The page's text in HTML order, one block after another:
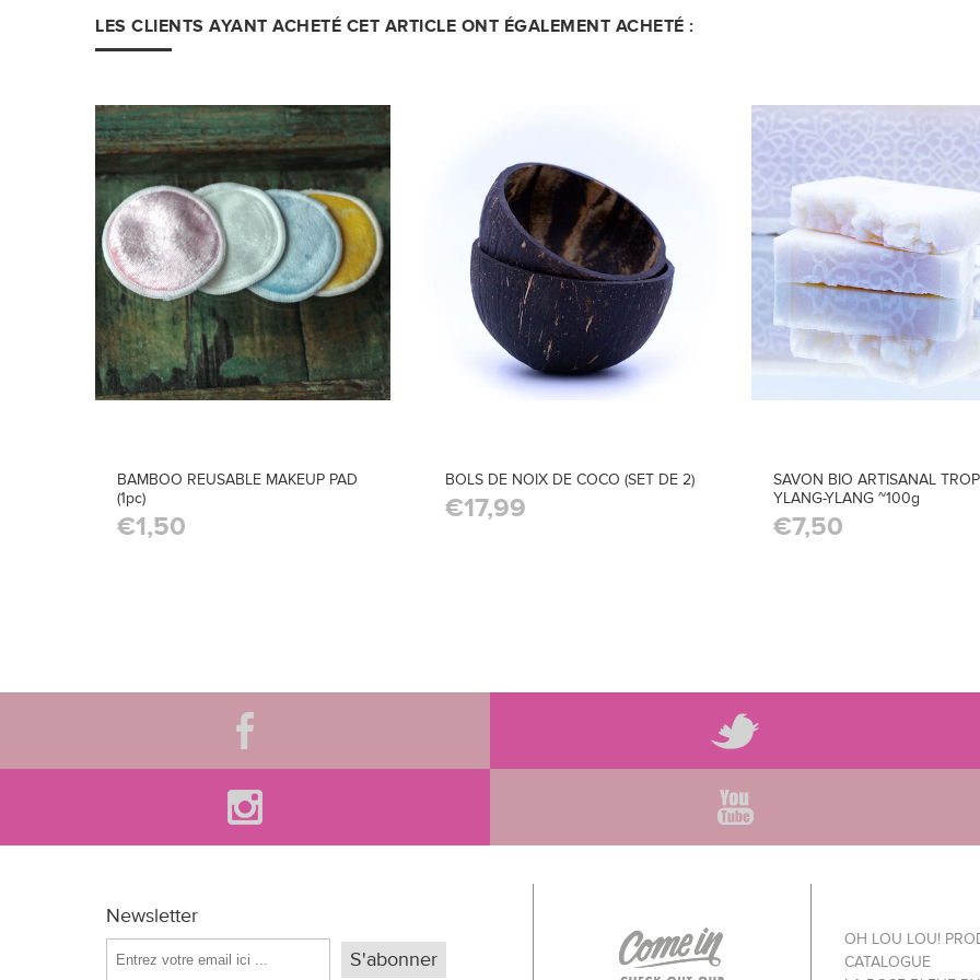
LES CLIENTS AYANT ACHETÉ CET ARTICLE ONT ÉGALEMENT ACHETÉ :
BAMBOO REUSABLE MAKEUP PAD
(1pc)
€1,50
BOLS DE NOIX DE COCO (SET DE 2)
€17,99
SAVON BIO ARTISANAL
YLANG-YLANG ~100g
€7,50
Newsletter
OH LOU LOU!
CATALOGUE